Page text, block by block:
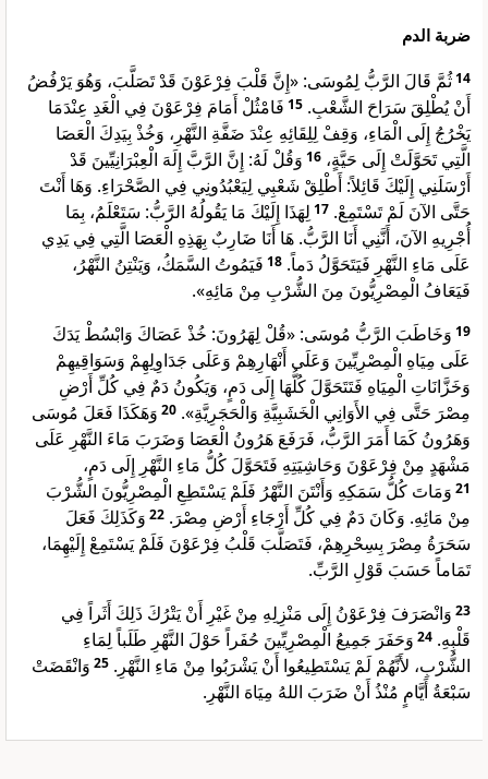
ضربة الدم
14ثُمَّ قَالَ الرَّبُّ لِمُوسَى: «إِنَّ قَلْبَ فِرْعَوْنَ قَدْ تَصَلَّبَ، وَهُوَ يَرْفُضُ
أَنْ يُطْلِقَ سَرَاحَ الشَّعْبِ. 15 فَامْثُلْ أَمَامَ فِرْعَوْنَ فِي الْغَدِ عِنْدَمَا
يَخْرُجُ إِلَى الْمَاءِ، وَقِفْ لِلِقَائِهِ عِنْدَ ضَفَّةِ النَّهْرِ، وَخُذْ بِيَدِكَ الْعَصَا
الَّتِي تَحَوَّلَتْ إِلَى حَيَّةٍ، 16 وَقُلْ لَهُ: إِنَّ الرَّبَّ إِلَهَ الْعِبْرَانِيِّينَ قَدْ
أَرْسَلَنِي إِلَيْكَ قَائِلاً: أَطْلِقْ شَعْبِي لِيَعْبُدُونِي فِي الصَّحْرَاءِ. وَهَا أَنْتَ
حَتَّى الآنَ لَمْ تَسْتَمِعْ. 17 لِهَذَا إِلَيْكَ مَا يَقُولُهُ الرَّبُّ: سَتَعْلَمُ، بِمَا
أُجْرِيهِ الآنَ، أَنَّنِي أَنَا الرَّبُّ. هَا أَنَا ضَارِبٌ بِهَذِهِ الْعَصَا الَّتِي فِي يَدِي
عَلَى مَاءِ النَّهْرِ فَيَتَحَوَّلُ دَماً. 18 فَيَمُوتُ السَّمَكُ، وَيَنْتِنُ النَّهْرُ،
فَيَعَافُ الْمِصْرِيُّونَ مِنَ الشُّرْبِ مِنْ مَائِهِ».
19 وَخَاطَبَ الرَّبُّ مُوسَى: «قُلْ لِهَرُونَ: خُذْ عَصَاكَ وَابْسُطْ يَدَكَ
عَلَى مِيَاهِ الْمِصْرِيِّينَ وَعَلَى أَنْهَارِهِمْ وَعَلَى جَدَاوِلِهِمْ وَسَوَاقِيهِمْ
وَخَزَّانَاتِ الْمِيَاهِ فَتَتَحَوَّلَ كُلُّهَا إِلَى دَمٍ، وَيَكُونُ دَمٌ فِي كُلِّ أَرْضِ
مِصْرَ حَتَّى فِي الأَوَانِي الْخَشَبِيَّةِ وَالْحَجَرِيَّةِ». 20 وَهَكَذَا فَعَلَ مُوسَى
وَهَرُونُ كَمَا أَمَرَ الرَّبُّ، فَرَفَعَ هَرُونُ الْعَصَا وَضَرَبَ مَاءَ النَّهْرِ عَلَى
مَشْهَدٍ مِنْ فِرْعَوْنَ وَحَاشِيَتِهِ فَتَحَوَّلَ كُلُّ مَاءِ النَّهْرِ إِلَى دَمٍ،
21 وَمَاتَ كُلُّ سَمَكِهِ وَأَنْتَنَ النَّهْرُ فَلَمْ يَسْتَطِعِ الْمِصْرِيُّونَ الشُّرْبَ
مِنْ مَائِهِ. وَكَانَ دَمٌ فِي كُلِّ أَرْجَاءِ أَرْضِ مِصْرَ. 22 وَكَذَلِكَ فَعَلَ
سَحَرَةُ مِصْرَ بِسِحْرِهِمْ، فَتَصَلَّبَ قَلْبُ فِرْعَوْنَ فَلَمْ يَسْتَمِعْ إِلَيْهِمَا،
تَمَاماً حَسَبَ قَوْلِ الرَّبِّ.
23 وَانْصَرَفَ فِرْعَوْنُ إِلَى مَنْزِلِهِ مِنْ غَيْرِ أَنْ يَتْرُكَ ذَلِكَ أَثَراً فِي
قَلْبِهِ. 24 وَحَفَرَ جَمِيعُ الْمِصْرِيِّينَ حُفَراً حَوْلَ النَّهْرِ طَلَباً لِمَاءِ
الشُّرْبِ، لأَنَّهُمْ لَمْ يَسْتَطِيعُوا أَنْ يَشْرَبُوا مِنْ مَاءِ النَّهْرِ. 25 وَانْقَضَتْ
سَبْعَةُ أَيَّامٍ مُنْذُ أَنْ ضَرَبَ اللهُ مِيَاهَ النَّهْرِ.